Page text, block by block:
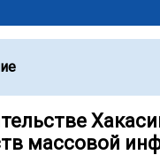
массовой